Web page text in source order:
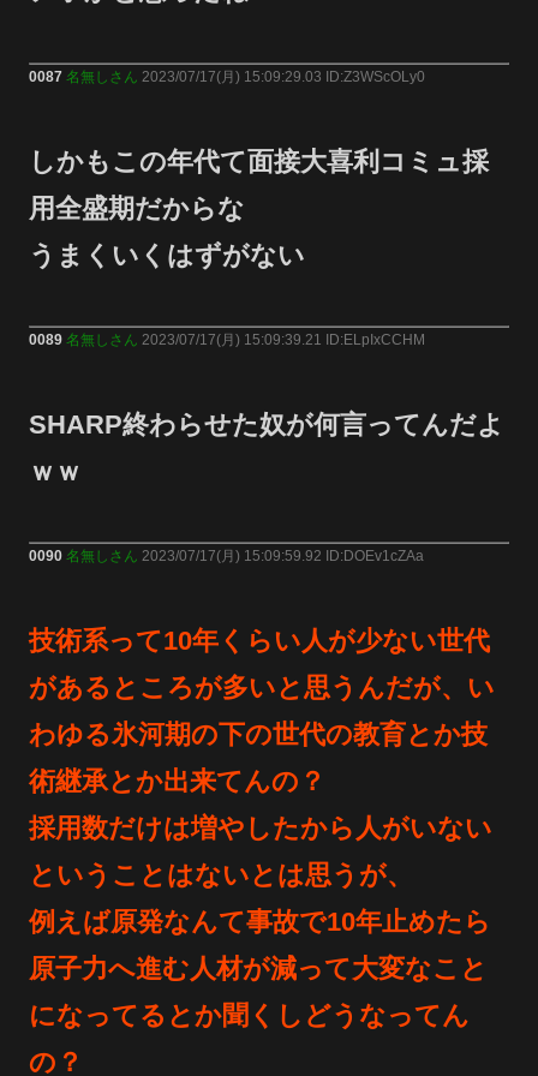
0087 名無しさん 2023/07/17(月) 15:09:29.03 ID:Z3WScOLy0
しかもこの年代て面接大喜利コミュ採
用全盛期だからな
うまくいくはずがない
0089 名無しさん 2023/07/17(月) 15:09:39.21 ID:ELpIxCCHM
SHARP終わらせた奴が何言ってんだよ
ｗｗ
0090 名無しさん 2023/07/17(月) 15:09:59.92 ID:DOEv1cZAa
技術系って10年くらい人が少ない世代
があるところが多いと思うんだが、い
わゆる氷河期の下の世代の教育とか技
術継承とか出来てんの？
採用数だけは増やしたから人がいない
ということはないとは思うが、
例えば原発なんて事故で10年止めたら
原子力へ進む人材が減って大変なこと
になってるとか聞くしどうなってん
の？